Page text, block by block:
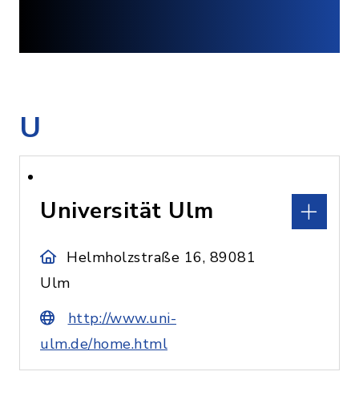
U
Universität Ulm
Helmholzstraße 16, 89081
Ulm
http://www.uni-
ulm.de/home.html